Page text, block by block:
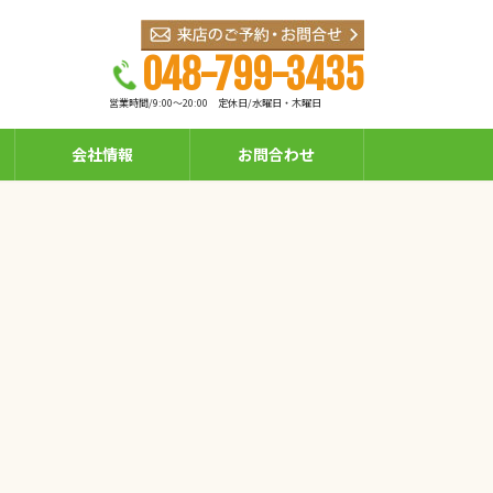
048-799-3435
営業時間/9:00～20:00 定休日/水曜日・木曜日
会社情報 お問合わせ